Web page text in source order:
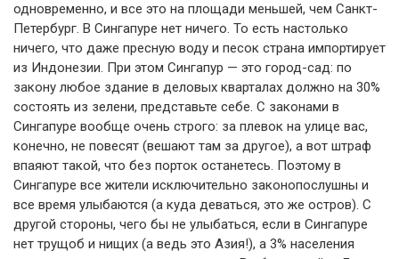
одновременно, и все это на площади меньшей, чем Санкт-
Петербург. В Сингапуре нет ничего. То есть настолько
ничего, что даже пресную воду и песок страна импортирует
из Индонезии. При этом Сингапур — это город-сад: по
закону любое здание в деловых кварталах должно на 30%
состоять из зелени, представьте себе. С законами в
Сингапуре вообще очень строго: за плевок на улице вас,
конечно, не повесят (вешают там за другое), а вот штраф
впаяют такой, что без порток останетесь. Поэтому в
Сингапуре все жители исключительно законопослушны и
все время улыбаются (а куда деваться, это же остров). С
другой стороны, чего бы не улыбаться, если в Сингапуре
нет трущоб и нищих (а ведь это Азия!), а 3% населения